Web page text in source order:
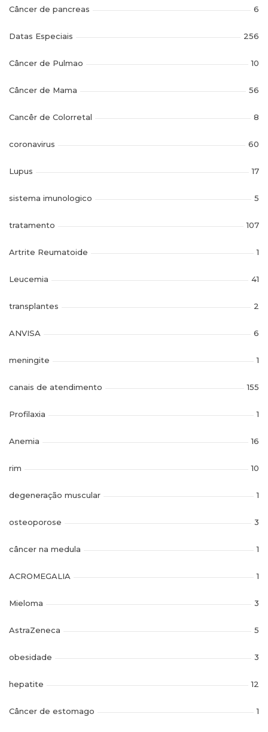
Câncer de pancreas 6
Datas Especiais 256
Câncer de Pulmao 10
Câncer de Mama 56
Cancêr de Colorretal 8
coronavirus 60
Lupus 17
sistema imunologico 5
tratamento 107
Artrite Reumatoide 1
Leucemia 41
transplantes 2
ANVISA 6
meningite 1
canais de atendimento 155
Profilaxia 1
Anemia 16
rim 10
degeneração muscular 1
osteoporose 3
câncer na medula 1
ACROMEGALIA 1
Mieloma 3
AstraZeneca 5
obesidade 3
hepatite 12
Câncer de estomago 1